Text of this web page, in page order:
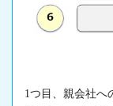
1つ目、親会社へ